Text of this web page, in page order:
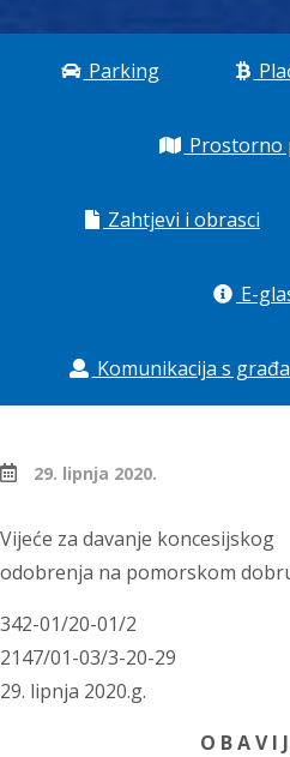
Parking
Prostorno
Zahtjevi i obrasci
E-
Komunikacija s
29. lipnja 2020.
Vijeće za davanje koncesijskog
odobrenja na pomorskom
342-01/20-01/2
2147/01-03/3-20-29
29. lipnja 2020.g.
O B A V I